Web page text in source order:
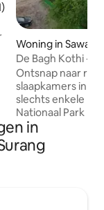
beoordeling van
Woning in Sawai
De Bagh Kothi - 5
dakterras en tuin
Ontsnap naar
slaapkamers in
slechts enkele
Nationaal Park
enorme
kijken, eigen
een prachtig
in